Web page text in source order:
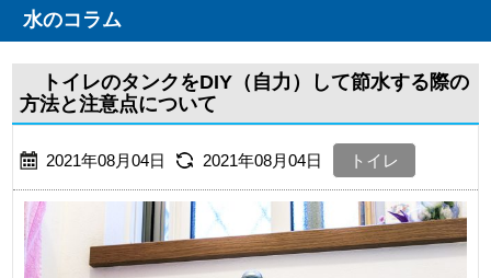
水のコラム
トイレのタンクをDIY（自力）して節水する際の
方法と注意点について
2021年08月04日 2021年08月04日 トイレ